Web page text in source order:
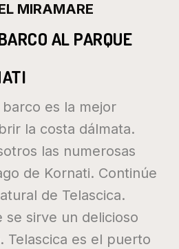
MIRAMARE
AL PARQUE
es la mejor
la costa dálmata.
las numerosas
de Kornati. Continúe
de Telascica.
se sirve un delicioso
Telascica es el puerto